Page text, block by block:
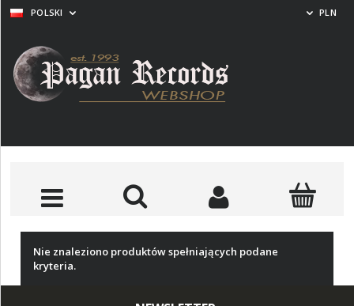
POLSKI PLN
Ave Dominus Luciferi
LP (BLACK)
DO KOSZYKA
ABIGOR Apokalypse LP
NOWOŚĆ
Nie znaleziono produktów spełniających podane
kryteria.